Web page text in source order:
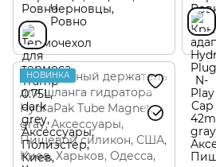
НОВИНКА